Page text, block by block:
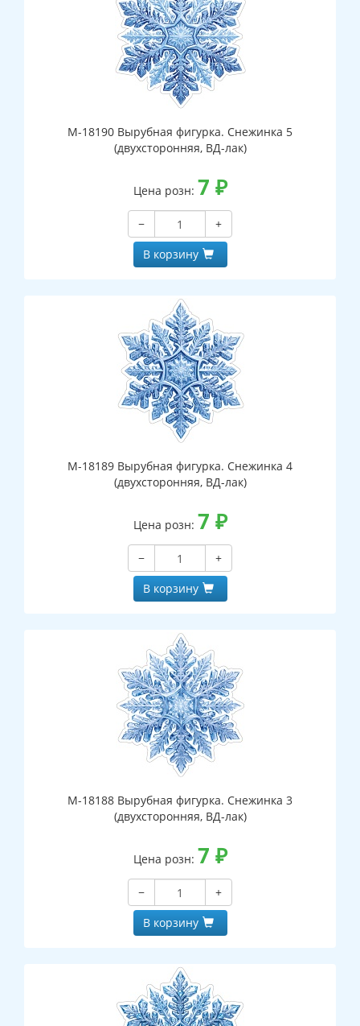
М-18190 Вырубная фигурка. Снежинка 5
(двухсторонняя, ВД-лак)
Цена розн: 7 ₽
−
+
В корзину
М-18189 Вырубная фигурка. Снежинка 4
(двухсторонняя, ВД-лак)
Цена розн: 7 ₽
−
+
В корзину
М-18188 Вырубная фигурка. Снежинка 3
(двухсторонняя, ВД-лак)
Цена розн: 7 ₽
−
+
В корзину